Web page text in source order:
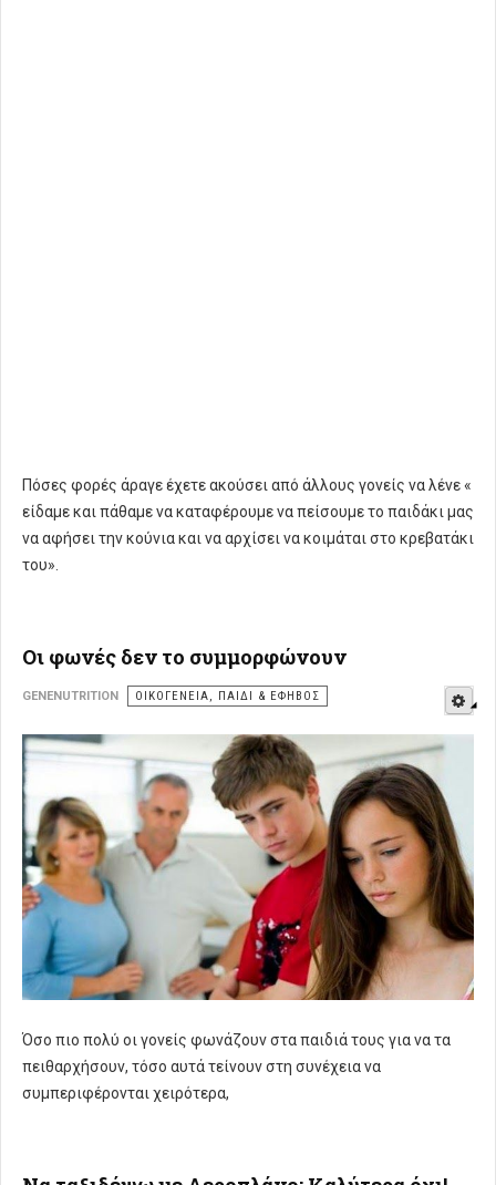
Πόσες φορές άραγε έχετε ακούσει από άλλους γονείς να λένε «
είδαμε και πάθαμε να καταφέρουμε να πείσουμε το παιδάκι μας
να αφήσει την κούνια και να αρχίσει να κοιμάται στο κρεβατάκι
του».
Οι φωνές δεν το συμμορφώνουν
GENENUTRITION ΟΙΚΟΓΈΝΕΙΑ, ΠΑΙΔΊ & ΈΦΗΒΟΣ
Όσο πιο πολύ οι γονείς φωνάζουν στα παιδιά τους για να τα
πειθαρχήσουν, τόσο αυτά τείνουν στη συνέχεια να
συμπεριφέρονται χειρότερα,